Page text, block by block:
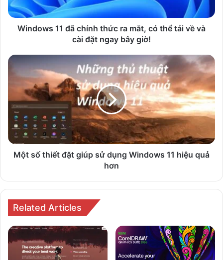
có
thể
cài
đặt
ngay
giờ!
Windows 11 đã chính thức ra mắt, có thể tải về và
cài đặt ngay bây giờ!
Một
số
thiết
giúp
sử
dụng
Windows
11
hiệu
Một số thiết đặt giúp sử dụng Windows 11 hiệu quả
hơn
Related Articles